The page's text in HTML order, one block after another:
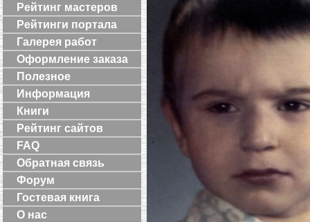
Рейтинг мастеров
Рейтинги портала
Галерея работ
Оформление заказа
Полезное
Информация
Книги
Рейтинг сайтов
FAQ
Обратная связь
Форум
Гостевая книга
О нас